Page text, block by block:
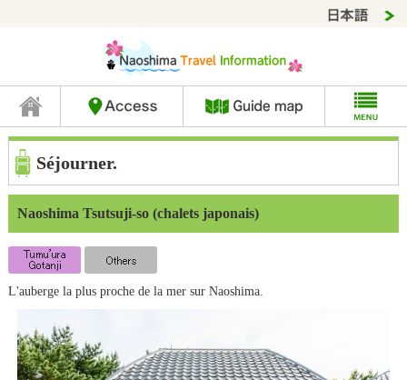
Séjourner.
Naoshima Tsutsuji-so (chalets japonais)
L'auberge la plus proche de la mer sur Naoshima.